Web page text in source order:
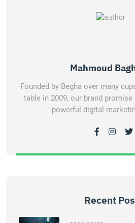
Mahmoud
Founded by Begha over many
table in 2009, our brand
powerful digital
Recent